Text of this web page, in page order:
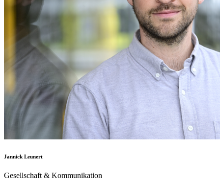
Jannick Leunert
Gesellschaft & Kommunikation